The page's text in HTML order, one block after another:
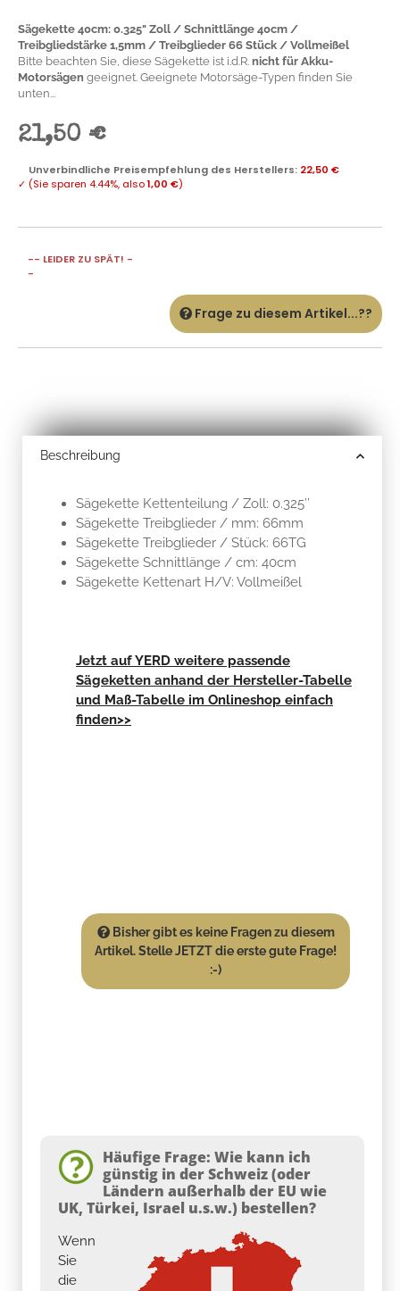
Sägekette 40cm: 0.325" Zoll / Schnittlänge 40cm /
Treibgliedstärke 1,5mm / Treibglieder 66 Stück / Vollmeißel
Bitte beachten Sie, diese Sägekette ist i.d.R. nicht für Akku-
Motorsägen geeignet. Geeignete Motorsäge-Typen finden Sie
unten...
21,50 €
Unverbindliche Preisempfehlung des Herstellers: 22,50 €
✓ (Sie sparen 4.44%, also1,00 €)
-- LEIDER ZU SPÄT! -
-
Frage zu diesem Artikel...??
Beschreibung
Sägekette Kettenteilung / Zoll: 0.325’’
Sägekette Treibglieder / mm: 66mm
Sägekette Treibglieder / Stück: 66TG
Sägekette Schnittlänge / cm: 40cm
Sägekette Kettenart H/V: Vollmeißel
Jetzt auf YERD weitere passende
Sägeketten anhand der Hersteller-Tabelle
und Maß-Tabelle im Onlineshop einfach
finden>>
Bisher gibt es keine Fragen zu diesem
Artikel. Stelle JETZT die erste gute Frage!
:-)
Häufige Frage: Wie kann ich
günstig in der Schweiz (oder
Ländern außerhalb der EU wie
UK, Türkei, Israel u.s.w.) bestellen?
Wenn
Sie
die